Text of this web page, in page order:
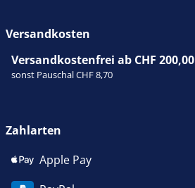
Versandkosten
Versandkostenfrei ab CHF 200,00
sonst Pauschal CHF 8,70
Zahlarten
Apple Pay